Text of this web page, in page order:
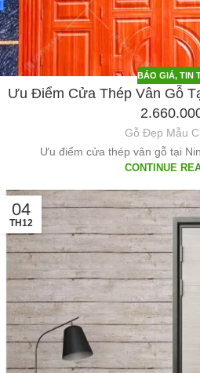
BÁO GIÁ, TIN
Ưu Điểm Cửa Thép Vân Gỗ
Gỗ Đẹp Mẫu
Ưu điểm cửa thép vân gỗ tại
CONTINUE
04
TH12